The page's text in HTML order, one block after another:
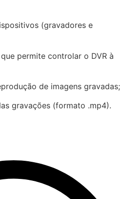
(gravadores e
permite controlar o DVR à
de imagens gravadas;
gravações (formato .mp4).